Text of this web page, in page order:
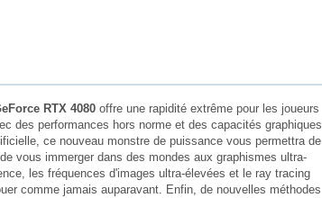
RTX 4080 offre une rapidité extrême pour les joueurs
des performances hors norme et des capacités graphiques
ce nouveau monstre de puissance vous permettra de
vous immerger dans des mondes aux graphismes ultra-
les fréquences d'images ultra-élevées et le ray tracing
comme jamais auparavant. Enfin, de nouvelles méthodes